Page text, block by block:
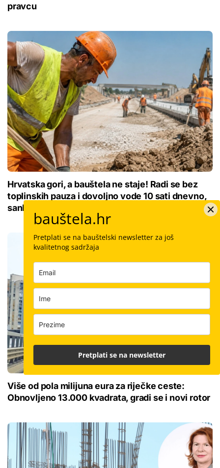
pravcu
Hrvatska gori, a bauštela ne staje! Radi se bez
toplinskih pauza i dovoljno vode 10 sati dnevno,
sankcija nema
Više od pola milijuna eura za riječke ceste:
Obnovljeno 13.000 kvadrata, gradi se i novi rotor
bauštela.hr
Pretplati se na bauštelski newsletter za još
kvalitetnog sadržaja
Pretplati se na newsletter